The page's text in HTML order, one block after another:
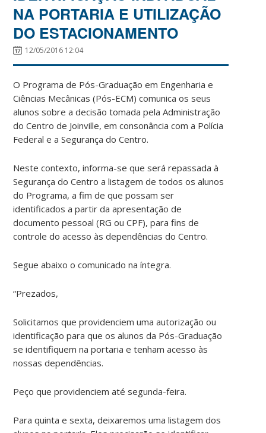
NA PORTARIA E UTILIZAÇÃO
DO ESTACIONAMENTO
12/05/2016 12:04
O Programa de Pós-Graduação em Engenharia e
Ciências Mecânicas (Pós-ECM) comunica os seus
alunos sobre a decisão tomada pela Administração
do Centro de Joinville, em consonância com a Polícia
Federal e a Segurança do Centro.
Neste contexto, informa-se que será repassada à
Segurança do Centro a listagem de todos os alunos
do Programa, a fim de que possam ser
identificados a partir da apresentação de
documento pessoal (RG ou CPF), para fins de
controle do acesso às dependências do Centro.
Segue abaixo o comunicado na íntegra.
“Prezados,
Solicitamos que providenciem uma autorização ou
identificação para que os alunos da Pós-Graduação
se identifiquem na portaria e tenham acesso às
nossas dependências.
Peço que providenciem até segunda-feira.
Para quinta e sexta, deixaremos uma listagem dos